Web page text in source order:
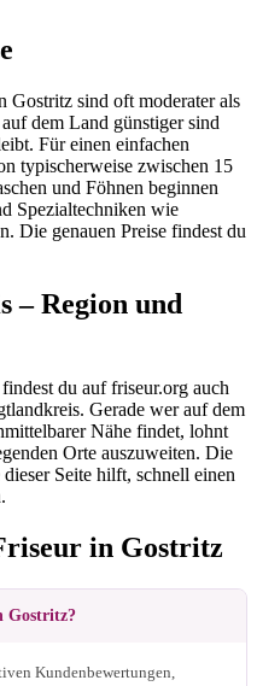
Gostritz sind oft moderater als
dem Land günstiger sind
Für einen einfachen
typischerweise zwischen 15
und Föhnen beginnen
Spezialtechniken wie
Die genauen Preise findest du
– Region und
du auf friseur.org auch
Gerade wer auf dem
Nähe findet, lohnt
Orte auszuweiten. Die
Seite hilft, schnell einen
in Gostritz
Gostritz?
Kundenbewertungen,